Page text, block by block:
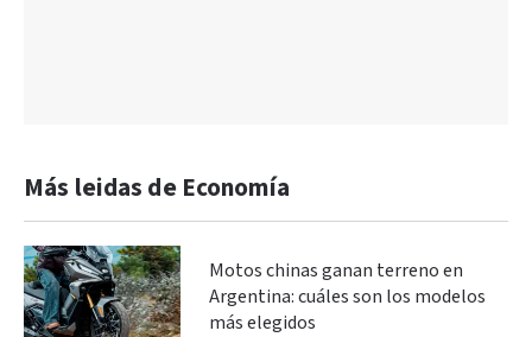
Más leidas de Economía
Motos chinas ganan terreno en
Argentina: cuáles son los modelos
más elegidos